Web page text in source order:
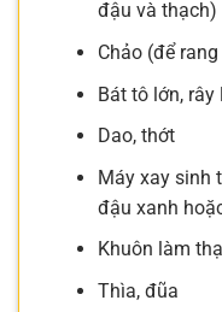
đậu và thạch)
Chảo (để
Bát tô lớn, rây
Dao, thớt
Máy xay sinh
đậu xanh
Khuôn làm
Thìa, đũa